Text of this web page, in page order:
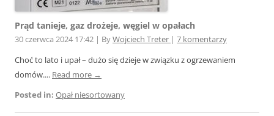
Prąd tanieje, gaz drożeje, węgiel w opałach
30 czerwca 2024 17:42 | ByWojciech Treter | 7 komentarzy
Choć to lato i upał – dużo się dzieje w związku z ogrzewaniem
domów.... Read more →
Posted in: Opał niesortowany